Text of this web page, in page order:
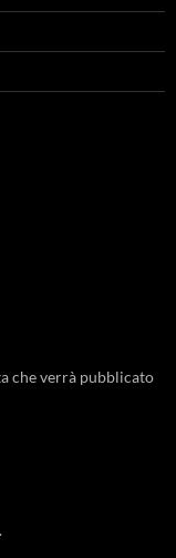
che verrà pubblicato